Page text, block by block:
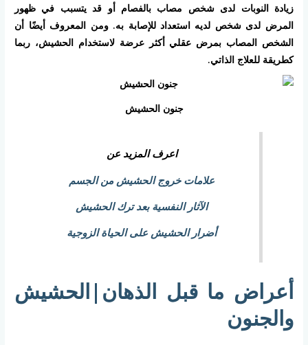
زيادة النوبات لدى شخص مصاب بالفصام أو قد يتسبب في ظهور
المرض لدى شخص لديه استعداد للإصابة به. ومن المعروف أيضًا أن
الشخص المصاب بمرض عقلي أكثر عرضة لاستخدام الحشيش، ربما
كطريقة للعلاج الذاتي.
جنون الحشيش
اعرف المزيد عن
علامات خروج الحشيش من الجسم
الآثار النفسية بعد ترك الحشيش
أضرار الحشيش على الحياة الزوجية
أعراض ما قبل الذهان|الحشيش
والجنون